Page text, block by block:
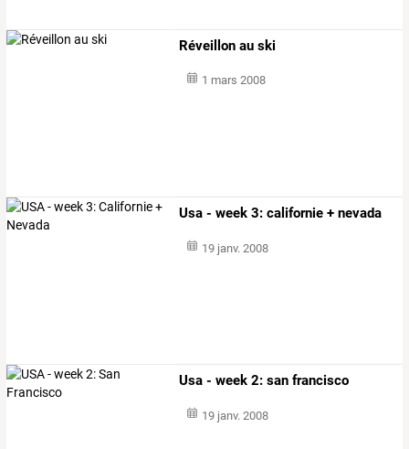
Réveillon au ski
1 mars 2008
Usa - week 3: californie + nevada
19 janv. 2008
Usa - week 2: san francisco
19 janv. 2008